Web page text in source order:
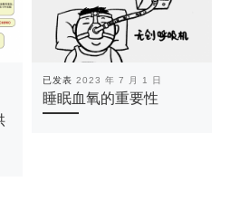
已发表 2023 年 7 月 1 日
睡眠血氧的重要性